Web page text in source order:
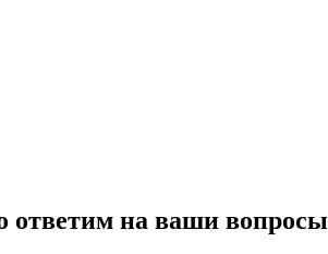
ответим на ваши вопросы